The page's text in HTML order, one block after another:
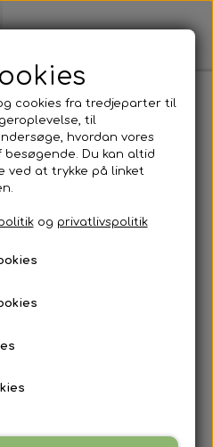
Jeep - Nøglehus
cookies fra tredjeparter til
til
hvordan vores
besøgende. Du kan altid
ved at trykke på linket
og privatlivspolitik